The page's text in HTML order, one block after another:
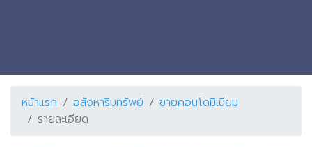
หน้าแรก อสังหาริมทรัพย์
ขายคอนโดมิเนียม
รายละเอียด